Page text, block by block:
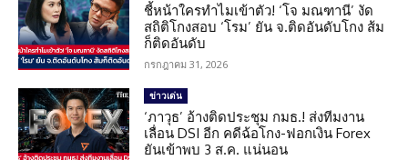
ชี้หน้าใครทำไมเข้าตัว! ‘โจ มณฑานี’ งัด
สถิติโกงสอบ ‘โรม’ ยัน จ.ติดอันดับโกง ส้ม
ก็ติดอันดับ
กรกฎาคม 31, 2026
ข่าวเด่น
‘ภาวุธ’ อ้างติดประชุม กมธ.! ส่งทีมงาน
เลื่อน DSI อีก คดีฉ้อโกง-ฟอกเงิน Forex
ยันเข้าพบ 3 ส.ค. แน่นอน